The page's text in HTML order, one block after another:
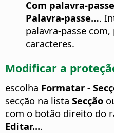
Com palavra-passe
Palavra-passe….
palavra-passe
caracteres.
Modificar a
escolha Formatar -
secção na lista Secção
com o botão direito do
Editar....